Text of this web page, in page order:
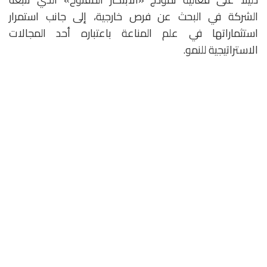
الشركة في البحث عن فرص خارجية، إلى جانب استمرار
استثماراتها في علم المناعة باعتباره أحد المجالات
الاستراتيجية للنمو.